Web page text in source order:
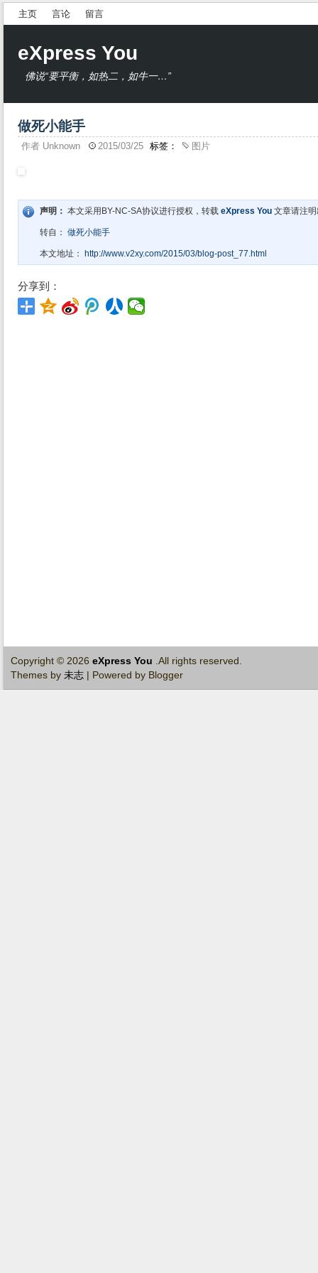
主页 言论 留言
eXpress You
佛说“要平衡，如热二，如牛一…”
做死小能手
作者 Unknown 2015/03/25 标签： 图片
声明： 本文采用BY-NC-SA协议进行授权，转载 eXpress You 文章请注
转自： 做死小能手
本文地址： http://www.v2xy.com/2015/03/blog-post_77.html
分享到：
Copyright © 2026 eXpress You .All rights reserved.
Themes by 未志 | Powered by Blogger